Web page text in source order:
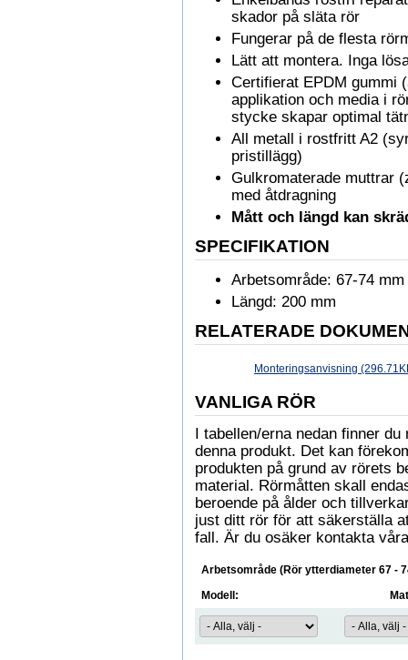
skador på släta rör
Fungerar på de flesta
Lätt att montera. Inga
Certifierat EPDM gummi
applikation och media i
stycke skapar optimal
All metall i rostfritt A2
pristillägg)
Gulkromaterade muttrar
med åtdragning
Mått och längd kan
SPECIFIKATION
Arbetsområde: 67-74 mm
Längd: 200 mm
RELATERADE
Monteringsanvisning
VANLIGA RÖR
I tabellen/erna nedan finner
denna produkt. Det kan
produkten på grund av rörets
material. Rörmåtten skall
beroende på ålder och
just ditt rör för att säkerställa
fall. Är du osäker kontakta
Arbetsområde (Rör ytterdiameter 67 -
Modell: